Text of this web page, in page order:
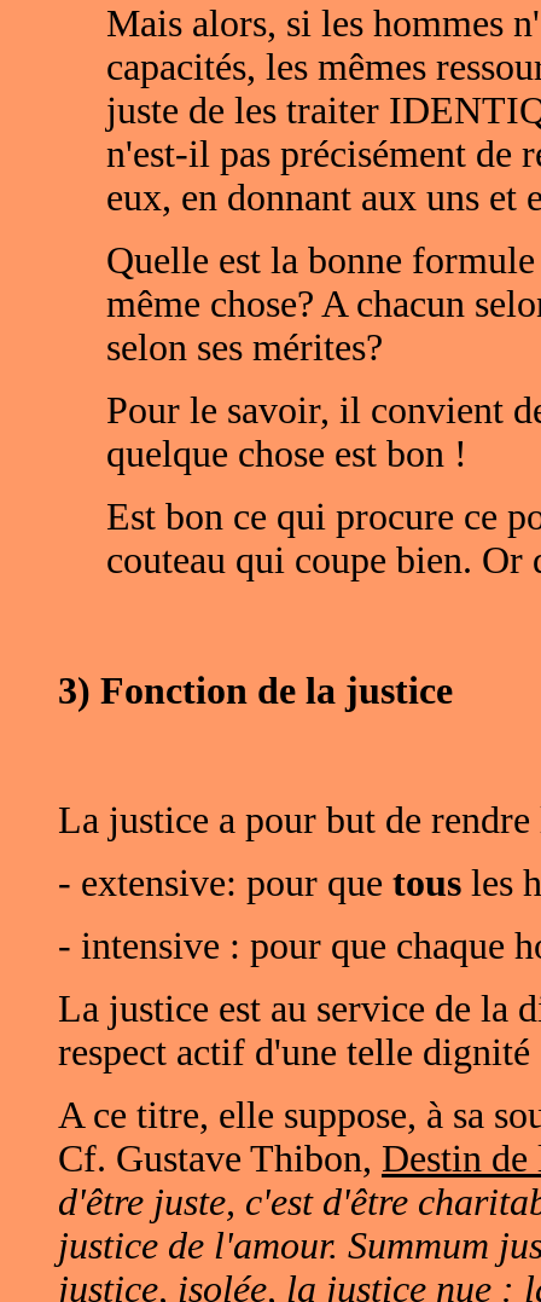
Mais alors, si les hommes
capacités, les mêmes
juste de les traiter
n'est-il pas précisément de
eux, en donnant aux uns et
Quelle est la bonne
même chose? A chacun
selon ses mérites?
Pour le savoir, il convient
quelque chose est bon !
Est bon ce qui procure ce
couteau qui coupe bien.
3) Fonction de la justice
La justice a pour but de
- extensive: pour que tous les
- intensive : pour que chaque
La justice est au service de la
respect actif d'une telle
A ce titre, elle suppose, à sa
Cf. Gustave Thibon, Destin
d'être juste, c'est d'être
justice de l'amour. Summum
justice, isolée, la justice nue :